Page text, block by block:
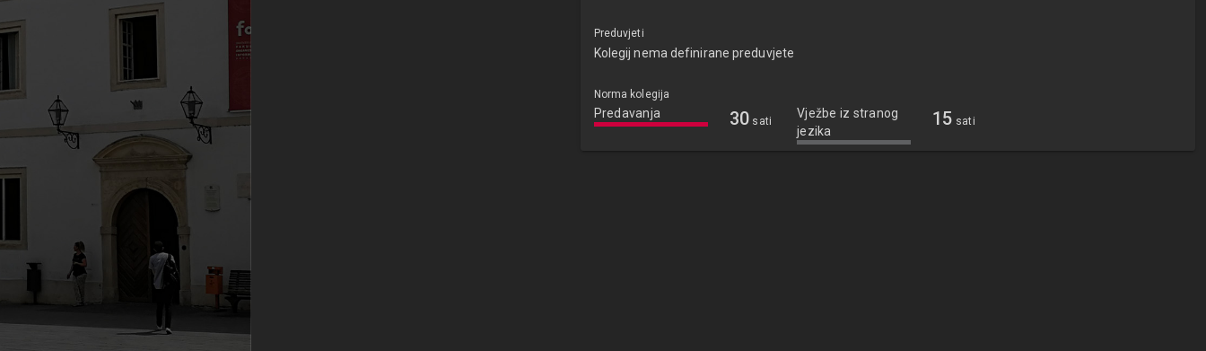
Preduvjeti
Kolegij nema definirane preduvjete
Norma kolegija
Predavanja 30 sati
Vježbe iz stranog
jezika
15 sati